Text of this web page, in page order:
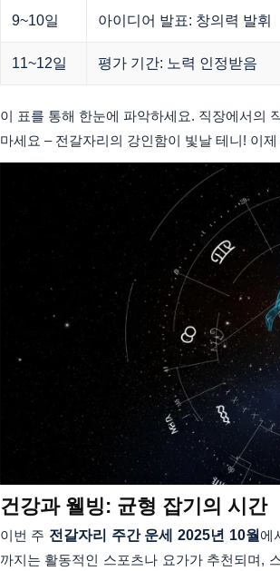
9~10일 아이디어 발표: 창의력 발휘
11~12일 평가 기간: 노력 인정받음
이 표를 통해 한눈에 파악하세요. 직장에서의
마세요 – 전갈자리의 강인함이 빛날 테니! 이
건강과 웰빙: 균형 잡기의 시간
이번 주 전갈자리 주간 운세 2025년 10월에
까지는 활동적인 스포츠나 요가가 추천되며,